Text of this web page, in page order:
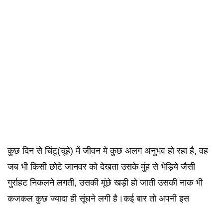
कुछ दिन से चिंटू(चूहे) में जीवन मे कुछ अलग अनुभव हो रहा है, वह
जब भी किसी छोटे जानवर को देखता उसके मुंह से भेड़िये जैसी
गुर्राहट निकलने लगती, उसकी मूंछे खड़ी हो जाती उसकी नाक भी
कजकल कुछ ज्यादा ही सूंघने लगी है।कई बार तो अपनी इस